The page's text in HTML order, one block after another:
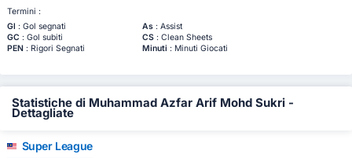
Termini :
Gl : Gol segnati As: Assist
GC : Gol subiti CS: Clean Sheets
PEN: Rigori Segnati Minuti : Minuti Giocati
Statistiche di Muhammad Azfar Arif Mohd Sukri -
Dettagliate
Super League